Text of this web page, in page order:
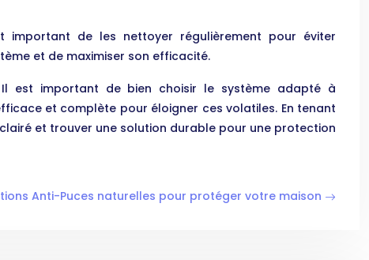
important de les nettoyer régulièrement pour éviter
et de maximiser son efficacité.
est important de bien choisir le système adapté à
et complète pour éloigner ces volatiles. En tenant
et trouver une solution durable pour une protection
Anti-Puces naturelles pour protéger votre maison